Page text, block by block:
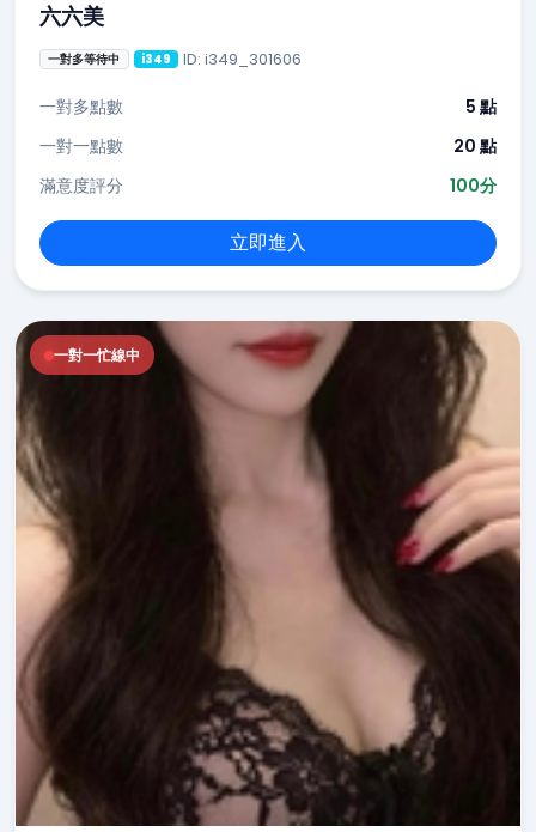
六六美
一對多等待中 i349 ID: i349_301606
一對多點數
5 點
一對一點數
20 點
滿意度評分
100分
立即進入
一對一忙線中